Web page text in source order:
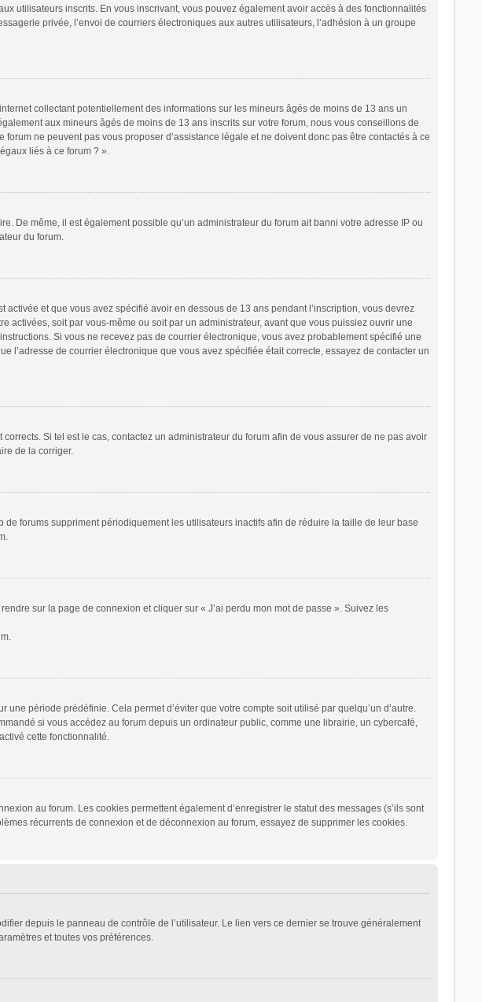
utilisateurs inscrits. En vous inscrivant, vous pouvez également avoir accès à des fonctionnalités
privée, l’envoi de courriers électroniques aux autres utilisateurs, l’adhésion à un groupe
collectant potentiellement des informations sur les mineurs âgés de moins de 13 ans un
aux mineurs âgés de moins de 13 ans inscrits sur votre forum, nous vous conseillons de
ne peuvent pas vous proposer d’assistance légale et ne doivent donc pas être contactés à ce
liés à ce forum ? ».
De même, il est également possible qu’un administrateur du forum ait banni votre adresse IP ou
du forum.
et que vous avez spécifié avoir en dessous de 13 ans pendant l’inscription, vous devrez
soit par vous-même ou soit par un administrateur, avant que vous puissiez ouvrir une
Si vous ne recevez pas de courrier électronique, vous avez probablement spécifié une
de courrier électronique que vous avez spécifiée était correcte, essayez de contacter un
Si tel est le cas, contactez un administrateur du forum afin de vous assurer de ne pas avoir
de la corriger.
forums suppriment périodiquement les utilisateurs inactifs afin de réduire la taille de leur base
sur la page de connexion et cliquer sur « J’ai perdu mon mot de passe ». Suivez les
période prédéfinie. Cela permet d’éviter que votre compte soit utilisé par quelqu’un d’autre.
si vous accédez au forum depuis un ordinateur public, comme une librairie, un cybercafé,
cette fonctionnalité.
au forum. Les cookies permettent également d’enregistrer le statut des messages (s’ils sont
récurrents de connexion et de déconnexion au forum, essayez de supprimer les cookies.
depuis le panneau de contrôle de l’utilisateur. Le lien vers ce dernier se trouve généralement
et toutes vos préférences.